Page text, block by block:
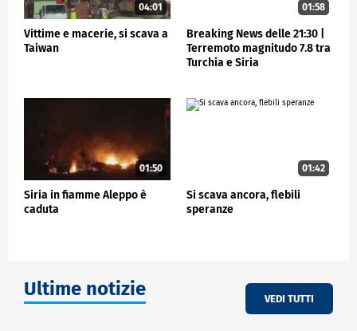
ESTERI 04:01
Vittime e macerie, si scava a
Taiwan
01:58
Breaking News delle 21:30 |
Terremoto magnitudo 7.8 tra
Turchia e Siria
01:50
Siria in fiamme Aleppo è
caduta
01:42
Si scava ancora, flebili
speranze
Ultime notizie VEDI TUTTI